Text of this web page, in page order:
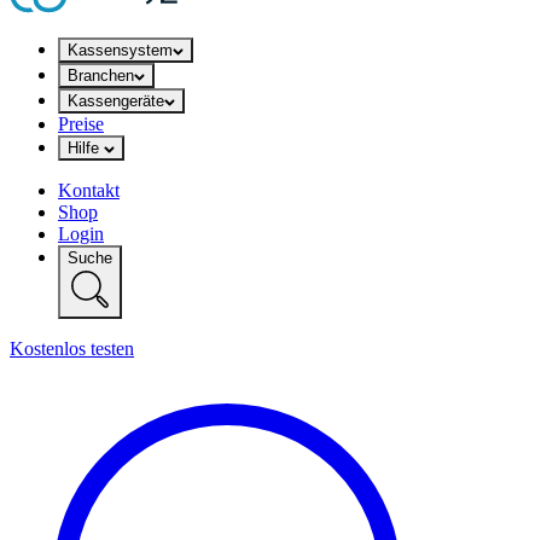
Kassensystem
Branchen
Kassengeräte
Preise
Hilfe
Kontakt
Shop
Login
Suche
Kostenlos testen